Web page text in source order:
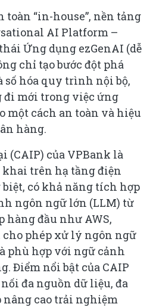
“in-house”, nền tảng
AI Platform –
Ứng dụng ezGenAI (dễ
chỉ tạo bước đột phá
số hóa quy trình nội bộ,
đi mới trong việc ứng
một cách an toàn và hiệu
hàng.
(CAIP) của VPBank là
trên hạ tầng điện
có khả năng tích hợp
ngôn ngữ lớn (LLM) từ
hàng đầu như AWS,
cho phép xử lý ngôn ngữ
phù hợp với ngữ cảnh
Điểm nổi bật của CAIP
đa nguồn dữ liệu, đa
cao trải nghiệm